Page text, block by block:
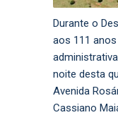
Durante o
aos 111
noite desta
Avenida
Cassiano